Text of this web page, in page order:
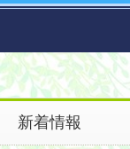
新着情報